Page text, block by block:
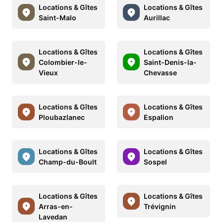
Locations & Gîtes
Saint-Malo
Locations & Gîtes
Aurillac
Locations & Gîtes
Colombier-le-
Vieux
Locations & Gîtes
Saint-Denis-la-
Chevasse
Locations & Gîtes
Ploubazlanec
Locations & Gîtes
Espalion
Locations & Gîtes
Champ-du-Boult
Locations & Gîtes
Sospel
Locations & Gîtes
Arras-en-
Lavedan
Locations & Gîtes
Trévignin